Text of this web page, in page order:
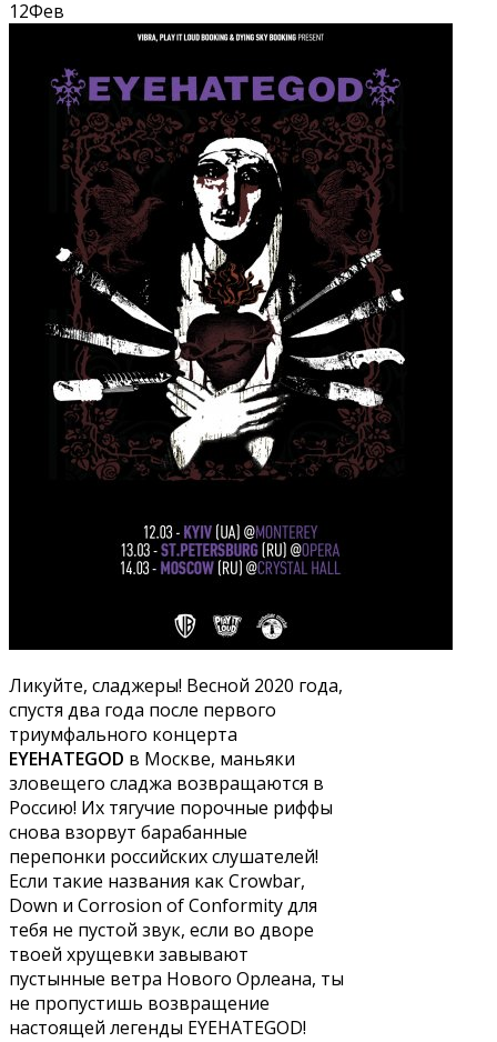
12Фев
Ликуйте, сладжеры! Весной 2020 года,
спустя два года после первого
триумфального концерта
EYEHATEGOD в Москве, маньяки
зловещего сладжа возвращаются в
Россию! Их тягучие порочные риффы
снова взорвут барабанные
перепонки российских слушателей!
Если такие названия как Crowbar,
Down и Corrosion of Conformity для
тебя не пустой звук, если во дворе
твоей хрущевки завывают
пустынные ветра Нового Орлеана, ты
не пропустишь возвращение
настоящей легенды EYEHATEGOD!